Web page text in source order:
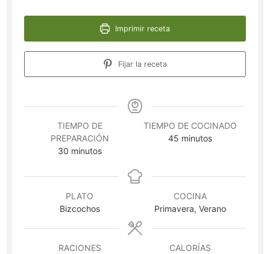
Imprimir receta
Fijar la receta
TIEMPO DE
PREPARACIÓN
30minutos
minutos
TIEMPO DE COCINADO
45 minutos
minutos
PLATO
Bizcochos
COCINA
Primavera, Verano
RACIONES
CALORÍAS